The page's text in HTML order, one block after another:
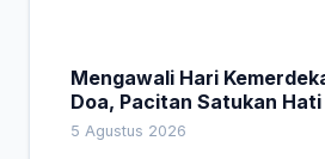
Mengawali Hari
Doa, Pacitan Satukan
Indonesia
5 Agustus 2026